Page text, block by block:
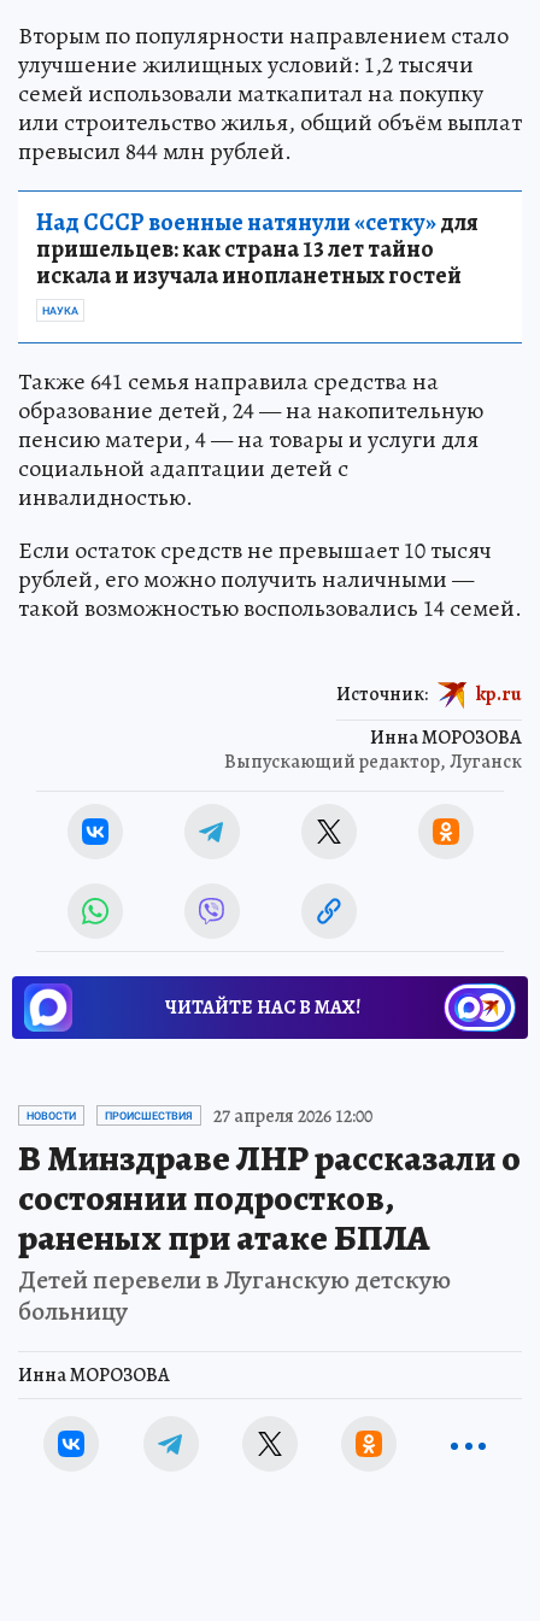
Вторым по популярности направлением стало
улучшение жилищных условий: 1,2 тысячи
семей использовали маткапитал на покупку
или строительство жилья, общий объём выплат
превысил 844 млн рублей.
Над СССР военные натянули «сетку»для
пришельцев: как страна 13 лет тайно
искала и изучала инопланетных гостей
НАУКА
Также 641 семья направила средства на
образование детей, 24 — на накопительную
пенсию матери, 4 — на товары и услуги для
социальной адаптации детей с
инвалидностью.
Если остаток средств не превышает 10 тысяч
рублей, его можно получить наличными —
такой возможностью воспользовались 14 семей.
Инна МОРОЗОВА
Выпускающий редактор, Луганск
Источник: kp.ru
ЧИТАЙТЕ НАС В МАХ!
НОВОСТИ ПРОИСШЕСТВИЯ 27 апреля 2026 12:00
В Минздраве ЛНР рассказали о
состоянии подростков,
раненых при атаке БПЛА
Детей перевели в Луганскую детскую
больницу
Инна МОРОЗОВА